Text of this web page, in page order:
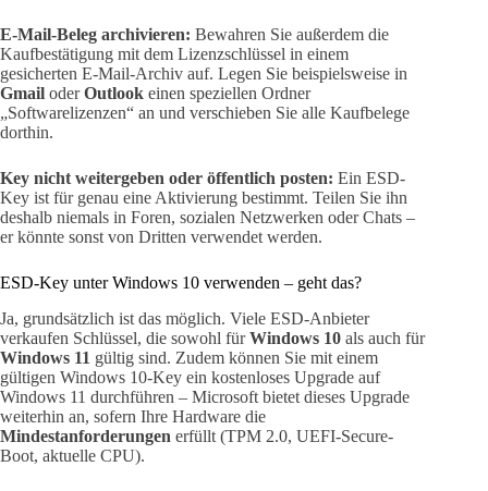
E-Mail-Beleg archivieren: Bewahren Sie außerdem die
Kaufbestätigung mit dem Lizenzschlüssel in einem
gesicherten E-Mail-Archiv auf. Legen Sie beispielsweise in
Gmail oderOutlook einen speziellen Ordner
„Softwarelizenzen“ an und verschieben Sie alle Kaufbelege
dorthin.
Key nicht weitergeben oder öffentlich posten: Ein ESD-
Key ist für genau eine Aktivierung bestimmt. Teilen Sie ihn
deshalb niemals in Foren, sozialen Netzwerken oder Chats –
er könnte sonst von Dritten verwendet werden.
ESD-Key unter Windows 10 verwenden – geht das?
Ja, grundsätzlich ist das möglich. Viele ESD-Anbieter
verkaufen Schlüssel, die sowohl fürWindows 10 als auch für
Windows 11 gültig sind. Zudem können Sie mit einem
gültigen Windows 10-Key ein kostenloses Upgrade auf
Windows 11 durchführen – Microsoft bietet dieses Upgrade
weiterhin an, sofern Ihre Hardware die
Mindestanforderungen erfüllt (TPM 2.0, UEFI-Secure-
Boot, aktuelle CPU).